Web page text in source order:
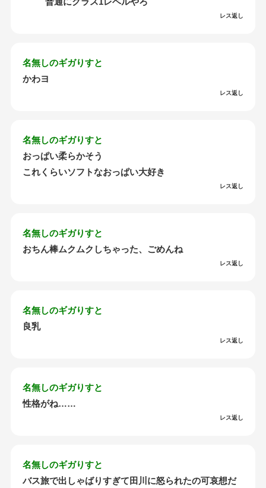
レス返し
名無しのギガりすと
かわヨ
レス返し
名無しのギガりすと
おっぱい柔らかそう
これくらいソフトなおっぱい大好き
レス返し
名無しのギガりすと
おちん棒ムクムクしちゃった、ごめんね
レス返し
名無しのギガりすと
良乳
レス返し
名無しのギガりすと
性格がね……
レス返し
名無しのギガりすと
バス旅で出しゃばりすぎて田川に怒られたの可哀想だ